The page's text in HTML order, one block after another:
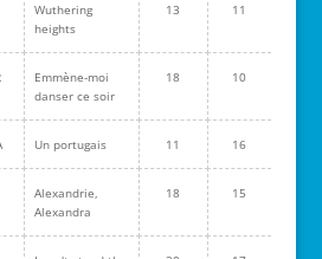
Wuthering
heights
13 11
Emmène-moi
danser ce soir
18 10
Un portugais 11 16
Alexandrie,
Alexandra
18 15